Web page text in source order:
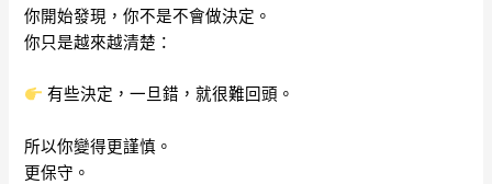
你開始發現，你不是不會做決定。
你只是越來越清楚：
有些決定，一旦錯，就很難回頭。
所以你變得更謹慎。
更保守。